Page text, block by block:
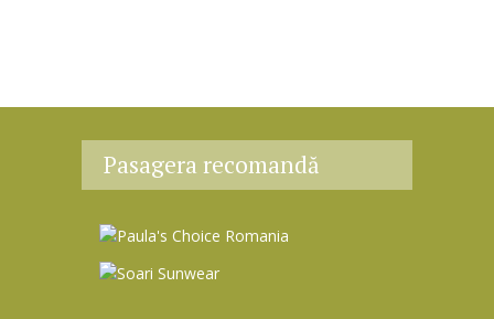
Pasagera recomandă